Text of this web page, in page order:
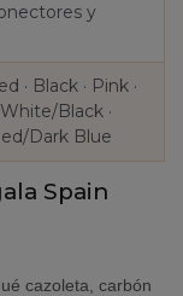
y
· Black · Pink ·
Black ·
Dark Blue
Spain
cazoleta, carbón